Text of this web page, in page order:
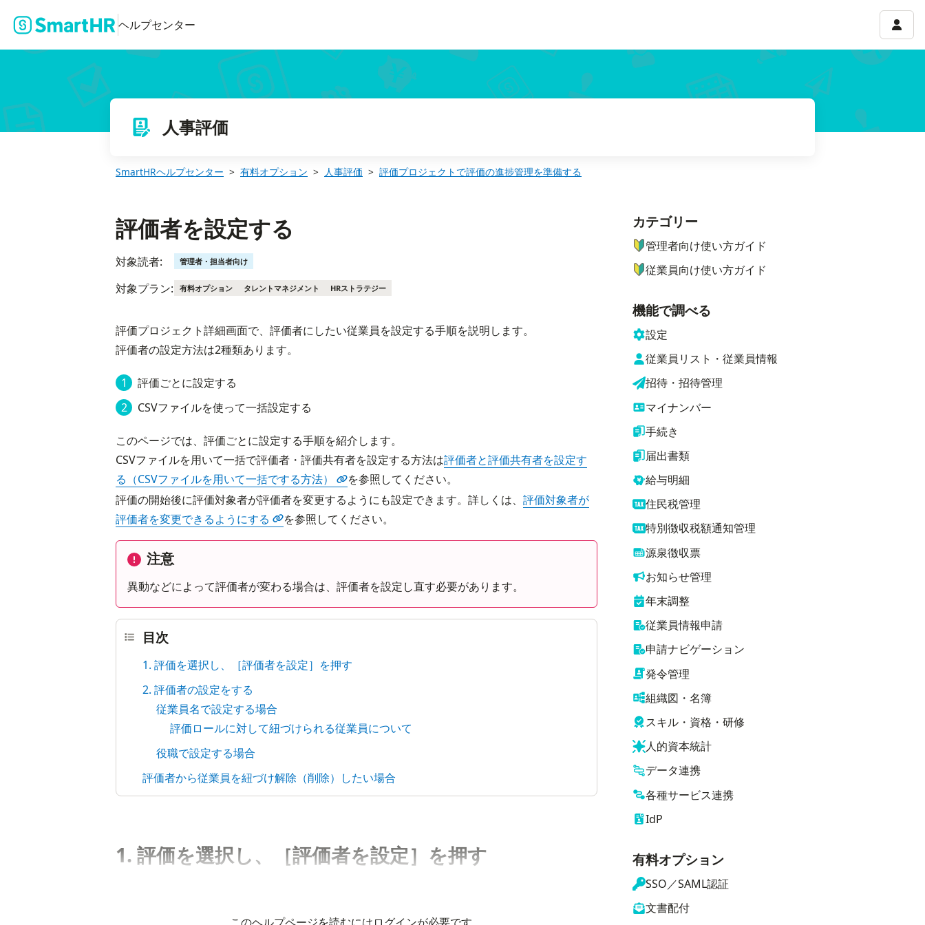
ヘルプセンター アカ
人事評価
SmartHRヘルプセンター 有料オプション 人事評価 評価プロジェクトで評価の進捗管理を準備する
評価者を設定する
対象読者: 管理者・担当者向け
対象プラン: 有料オプション タレントマネジメント HRストラテジー
評価プロジェクト詳細画面で、評価者にしたい従業員を設定する手順を説明します。
評価者の設定方法は2種類あります。
評価ごとに設定する
CSVファイルを使って一括設定する
このページでは、評価ごとに設定する手順を紹介します。
CSVファイルを用いて一括で評価者・評価共有者を設定する方法は評価者と評価共有者を設定す
る（CSVファイルを用いて一括でする方法）
を参照してください。
評価の開始後に評価対象者が評価者を変更するようにも設定できます。詳しくは、 評価対象者が
評価者を変更できるようにする
を参照してください。
注意
異動などによって評価者が変わる場合は、評価者を設定し直す必要があります。
目次
1. 評価を選択し、［評価者を設定］を押す
2. 評価者の設定をする
従業員名で設定する場合
評価ロールに対して紐づけられる従業員について
役職で設定する場合
評価者から従業員を紐づけ解除（削除）したい場合
1. 評価を選択し、［評価者を設定］を押す
ナビゲーションメニュー
カテゴリー
管理者向け使い方ガイド
従業員向け使い方ガイド
機能で調べる
設定
従業員リスト・従業員情報
招待・招待管理
マイナンバー
手続き
届出書類
給与明細
住民税管理
特別徴収税額通知管理
源泉徴収票
お知らせ管理
年末調整
従業員情報申請
申請ナビゲーション
発令管理
組織図・名簿
スキル・資格・研修
人的資本統計
データ連携
各種サービス連携
IdP
有料オプション
SSO／SAML認証
文書配付